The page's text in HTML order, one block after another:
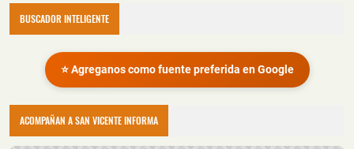
BUSCADOR INTELIGENTE
⭐ Agreganos como fuente preferida en Google
ACOMPAÑAN A SAN VICENTE INFORMA